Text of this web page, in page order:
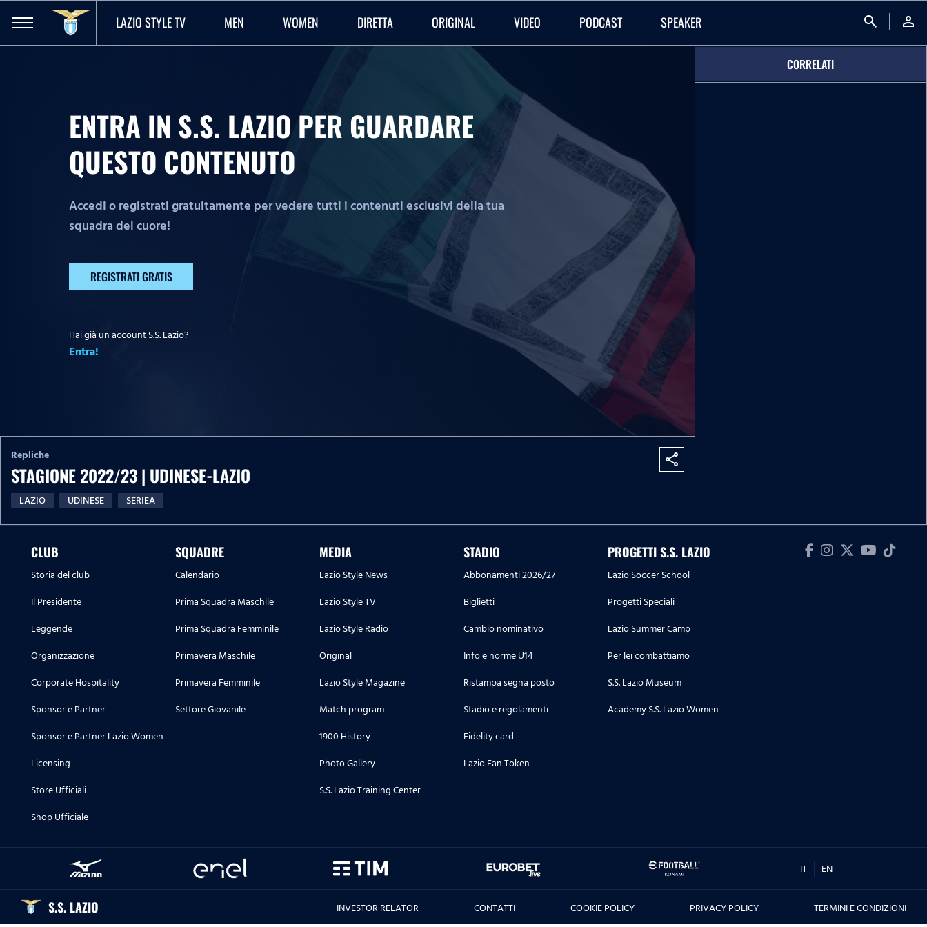
LAZIO STYLE TV MEN WOMEN DIRETTA ORIGINAL VIDEO PODCAST SPEAKER search person
ENTRA IN S.S. LAZIO PER GUARDARE
QUESTO CONTENUTO
Accedi o registrati gratuitamente per vedere tutti i contenuti esclusivi della tua
squadra del cuore!
REGISTRATI GRATIS
Hai già un account S.S. Lazio?
Entra!
Repliche
STAGIONE 2022/23 | UDINESE-LAZIO
LAZIO UDINESE SERIEA
share
CORRELATI
CLUB
Storia del club
Il Presidente
Leggende
Organizzazione
Corporate Hospitality
Sponsor e Partner
Sponsor e Partner Lazio Women
Licensing
Store Ufficiali
Shop Ufficiale
SQUADRE
Calendario
Prima Squadra Maschile
Prima Squadra Femminile
Primavera Maschile
Primavera Femminile
Settore Giovanile
MEDIA
Lazio Style News
Lazio Style TV
Lazio Style Radio
Original
Lazio Style Magazine
Match program
1900 History
Photo Gallery
S.S. Lazio Training Center
STADIO
Abbonamenti 2026/27
Biglietti
Cambio nominativo
Info e norme U14
Ristampa segna posto
Stadio e regolamenti
Fidelity card
Lazio Fan Token
PROGETTI S.S. LAZIO
Lazio Soccer School
Progetti Speciali
Lazio Summer Camp
Per lei combattiamo
S.S. Lazio Museum
Academy S.S. Lazio Women
IT EN
S.S. LAZIO INVESTOR RELATOR CONTATTI COOKIE POLICY PRIVACY POLICY TERMINI E CONDIZIONI